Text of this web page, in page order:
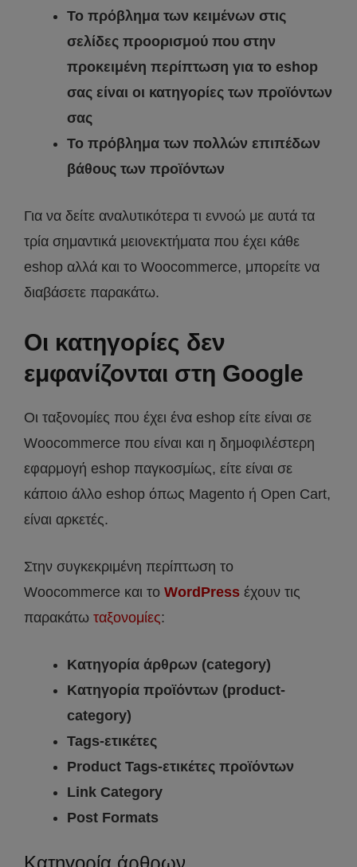
Το πρόβλημα των κειμένων στις
σελίδες προορισμού που στην
προκειμένη περίπτωση για το eshop
σας είναι οι κατηγορίες των προϊόντων
σας
Το πρόβλημα των πολλών επιπέδων
βάθους των προϊόντων
Για να δείτε αναλυτικότερα τι εννοώ με αυτά τα
τρία σημαντικά μειονεκτήματα που έχει κάθε
eshop αλλά και το Woocommerce, μπορείτε να
διαβάσετε παρακάτω.
Οι κατηγορίες δεν
εμφανίζονται στη Google
Οι ταξονομίες που έχει ένα eshop είτε είναι σε
Woocommerce που είναι και η δημοφιλέστερη
εφαρμογή eshop παγκοσμίως, είτε είναι σε
κάποιο άλλο eshop όπως Magento ή Open Cart,
είναι αρκετές.
Στην συγκεκριμένη περίπτωση το
Woocommerce και το WordPress έχουν τις
παρακάτω ταξονομίες:
Κατηγορία άρθρων (category)
Κατηγορία προϊόντων (product-
category)
Tags-ετικέτες
Product Tags-ετικέτες προϊόντων
Link Category
Post Formats
Κατηγορία άρθρων